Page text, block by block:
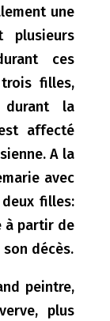
une
ces
filles,
la
affecté
A la
avec
filles:
à partir de
son décès.
peintre,
plus